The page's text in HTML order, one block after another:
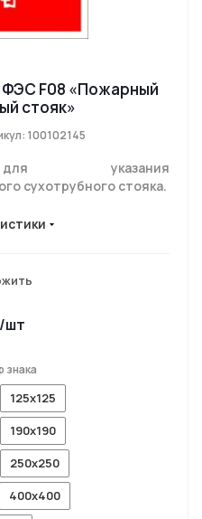
F08 «Пожарный
стояк»
100102145
указания
сухотрубного стояка.
/шт
знака
125x125
190x190
250x250
400x400